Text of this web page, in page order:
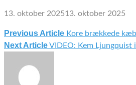
13. oktober 202513. oktober 2025
Indlægsnavigation
Previous Article Kore brækkede
Next ArticleVIDEO: Kem Ljungquist